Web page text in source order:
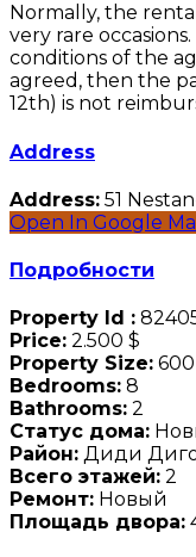
Normally, the
very rare
conditions of the
agreed, then the
12th) is not
Address
Address: 51
Open In Google
Подробности
Property Id :
Price: 2.500 $
Property Size: 600
Bedrooms: 8
Bathrooms: 2
Статус дома:
Район: Диди
Всего этажей: 2
Ремонт: Новый
Площадь двора: